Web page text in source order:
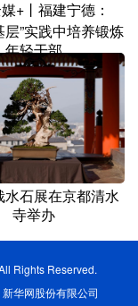
+丨福建宁德：
层”实践中培养锻炼
年轻干部
水石展在京都清水
寺举办
Rights Reserved.
华网股份有限公司